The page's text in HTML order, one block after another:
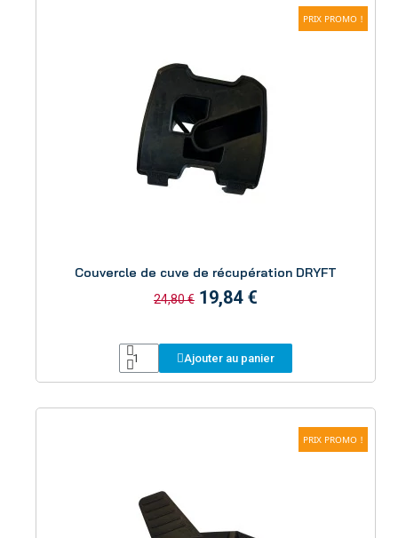
PRIX PROMO !
Couvercle de cuve de récupération DRYFT
24,80 € 19,84 €
Ajouter au panier
PRIX PROMO !